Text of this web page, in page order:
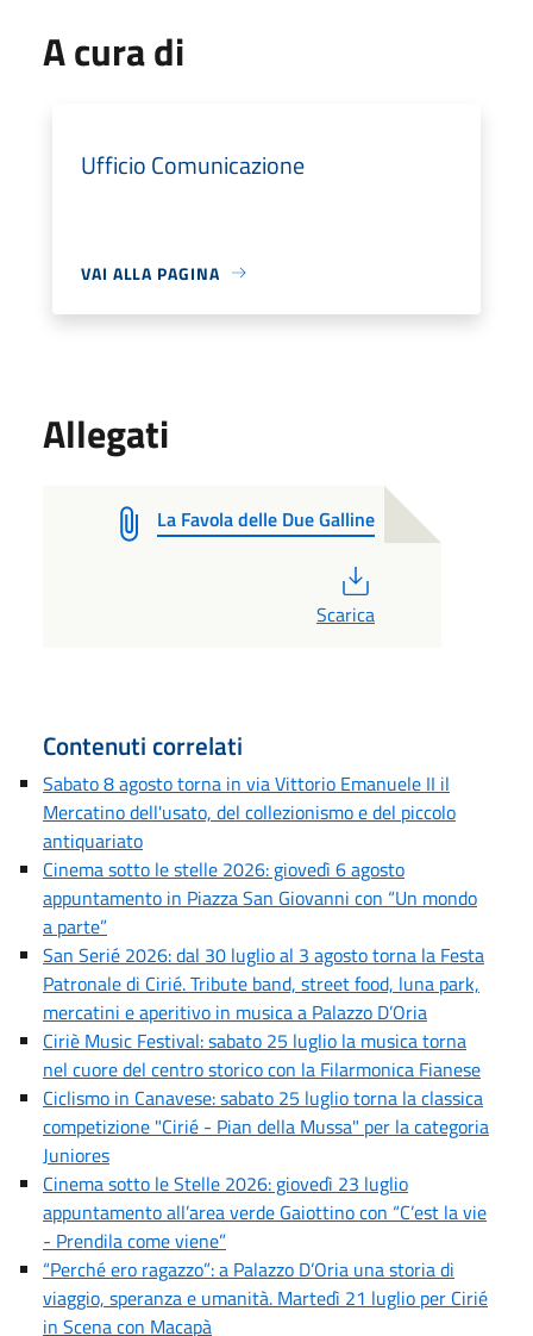
A cura di
Ufficio Comunicazione
VAI ALLA PAGINA
Allegati
La Favola delle Due Galline
Scarica
Contenuti correlati
Sabato 8 agosto torna in via Vittorio Emanuele II il
Mercatino dell'usato, del collezionismo e del piccolo
antiquariato
Cinema sotto le stelle 2026: giovedì 6 agosto
appuntamento in Piazza San Giovanni con “Un mondo
a parte”
San Serié 2026: dal 30 luglio al 3 agosto torna la Festa
Patronale di Cirié. Tribute band, street food, luna park,
mercatini e aperitivo in musica a Palazzo D’Oria
Ciriè Music Festival: sabato 25 luglio la musica torna
nel cuore del centro storico con la Filarmonica Fianese
Ciclismo in Canavese: sabato 25 luglio torna la classica
competizione "Cirié - Pian della Mussa" per la categoria
Juniores
Cinema sotto le Stelle 2026: giovedì 23 luglio
appuntamento all’area verde Gaiottino con “C’est la vie
- Prendila come viene”
“Perché ero ragazzo”: a Palazzo D’Oria una storia di
viaggio, speranza e umanità. Martedì 21 luglio per Cirié
in Scena con Macapà